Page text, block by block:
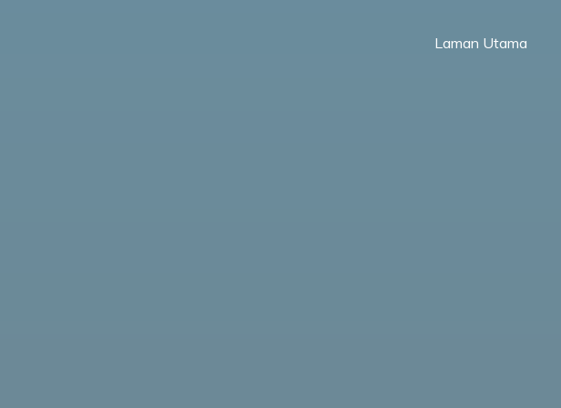
Laman Utama